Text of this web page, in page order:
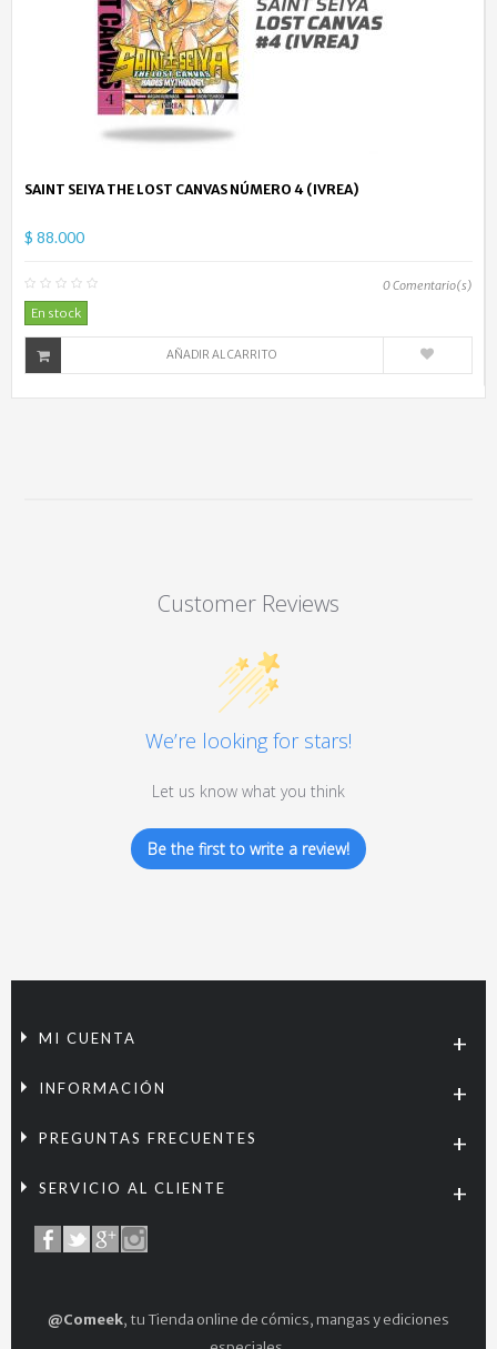
SAINT SEIYA THE LOST CANVAS NÚMERO 4 (IVREA)
$ 88.000
0Comentario(s)
En stock
AÑADIR AL CARRITO
Customer Reviews
We’re looking for stars!
Let us know what you think
Be the first to write a review!
MI CUENTA
INFORMACIÓN
PREGUNTAS FRECUENTES
SERVICIO AL CLIENTE
@Comeek, tu Tienda online de cómics, mangas y ediciones